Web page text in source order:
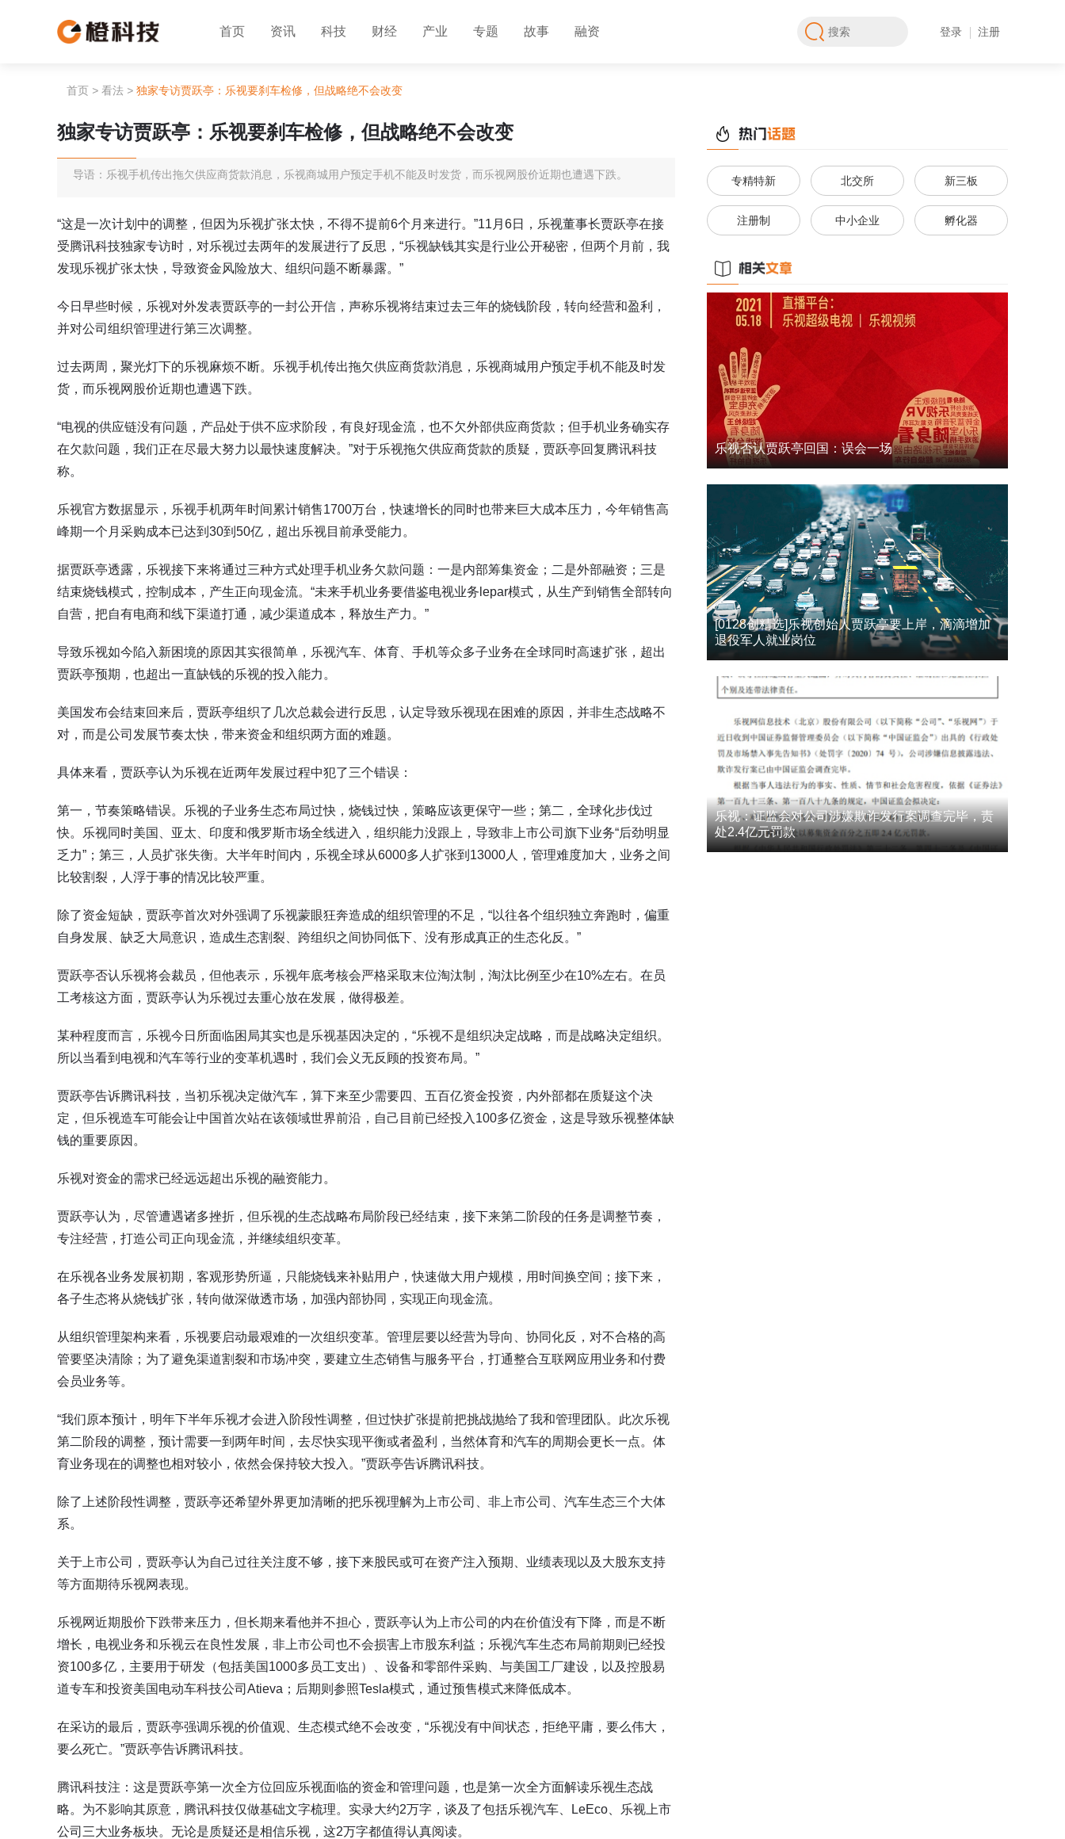
首页 资讯 科技 财经 产业 专题 故事 融资 登录 注册
首页 > 看法 > 独家专访贾跃亭：乐视要刹车检修，但战略绝不会改变
独家专访贾跃亭：乐视要刹车检修，但战略绝不会改变
导语：乐视手机传出拖欠供应商货款消息，乐视商城用户预定手机不能及时发货，而乐视网股价近期也遭遇下跌。
“这是一次计划中的调整，但因为乐视扩张太快，不得不提前6个月来进行。”11月6日，乐视董事长贾跃亭在接
受腾讯科技独家专访时，对乐视过去两年的发展进行了反思，“乐视缺钱其实是行业公开秘密，但两个月前，我
发现乐视扩张太快，导致资金风险放大、组织问题不断暴露。”
今日早些时候，乐视对外发表贾跃亭的一封公开信，声称乐视将结束过去三年的烧钱阶段，转向经营和盈利，
并对公司组织管理进行第三次调整。
过去两周，聚光灯下的乐视麻烦不断。乐视手机传出拖欠供应商货款消息，乐视商城用户预定手机不能及时发
货，而乐视网股价近期也遭遇下跌。
“电视的供应链没有问题，产品处于供不应求阶段，有良好现金流，也不欠外部供应商货款；但手机业务确实存
在欠款问题，我们正在尽最大努力以最快速度解决。”对于乐视拖欠供应商货款的质疑，贾跃亭回复腾讯科技
称。
乐视官方数据显示，乐视手机两年时间累计销售1700万台，快速增长的同时也带来巨大成本压力，今年销售高
峰期一个月采购成本已达到30到50亿，超出乐视目前承受能力。
据贾跃亭透露，乐视接下来将通过三种方式处理手机业务欠款问题：一是内部筹集资金；二是外部融资；三是
结束烧钱模式，控制成本，产生正向现金流。“未来手机业务要借鉴电视业务lepar模式，从生产到销售全部转向
自营，把自有电商和线下渠道打通，减少渠道成本，释放生产力。”
导致乐视如今陷入新困境的原因其实很简单，乐视汽车、体育、手机等众多子业务在全球同时高速扩张，超出
贾跃亭预期，也超出一直缺钱的乐视的投入能力。
美国发布会结束回来后，贾跃亭组织了几次总裁会进行反思，认定导致乐视现在困难的原因，并非生态战略不
对，而是公司发展节奏太快，带来资金和组织两方面的难题。
具体来看，贾跃亭认为乐视在近两年发展过程中犯了三个错误：
第一，节奏策略错误。乐视的子业务生态布局过快，烧钱过快，策略应该更保守一些；第二，全球化步伐过
快。乐视同时美国、亚太、印度和俄罗斯市场全线进入，组织能力没跟上，导致非上市公司旗下业务“后劲明显
乏力”；第三，人员扩张失衡。大半年时间内，乐视全球从6000多人扩张到13000人，管理难度加大，业务之间
比较割裂，人浮于事的情况比较严重。
除了资金短缺，贾跃亭首次对外强调了乐视蒙眼狂奔造成的组织管理的不足，“以往各个组织独立奔跑时，偏重
自身发展、缺乏大局意识，造成生态割裂、跨组织之间协同低下、没有形成真正的生态化反。”
贾跃亭否认乐视将会裁员，但他表示，乐视年底考核会严格采取末位淘汰制，淘汰比例至少在10%左右。在员
工考核这方面，贾跃亭认为乐视过去重心放在发展，做得极差。
某种程度而言，乐视今日所面临困局其实也是乐视基因决定的，“乐视不是组织决定战略，而是战略决定组织。
所以当看到电视和汽车等行业的变革机遇时，我们会义无反顾的投资布局。”
贾跃亭告诉腾讯科技，当初乐视决定做汽车，算下来至少需要四、五百亿资金投资，内外部都在质疑这个决
定，但乐视造车可能会让中国首次站在该领域世界前沿，自己目前已经投入100多亿资金，这是导致乐视整体缺
钱的重要原因。
乐视对资金的需求已经远远超出乐视的融资能力。
贾跃亭认为，尽管遭遇诸多挫折，但乐视的生态战略布局阶段已经结束，接下来第二阶段的任务是调整节奏，
专注经营，打造公司正向现金流，并继续组织变革。
在乐视各业务发展初期，客观形势所逼，只能烧钱来补贴用户，快速做大用户规模，用时间换空间；接下来，
各子生态将从烧钱扩张，转向做深做透市场，加强内部协同，实现正向现金流。
从组织管理架构来看，乐视要启动最艰难的一次组织变革。管理层要以经营为导向、协同化反，对不合格的高
管要坚决清除；为了避免渠道割裂和市场冲突，要建立生态销售与服务平台，打通整合互联网应用业务和付费
会员业务等。
“我们原本预计，明年下半年乐视才会进入阶段性调整，但过快扩张提前把挑战抛给了我和管理团队。此次乐视
第二阶段的调整，预计需要一到两年时间，去尽快实现平衡或者盈利，当然体育和汽车的周期会更长一点。体
育业务现在的调整也相对较小，依然会保持较大投入。”贾跃亭告诉腾讯科技。
除了上述阶段性调整，贾跃亭还希望外界更加清晰的把乐视理解为上市公司、非上市公司、汽车生态三个大体
系。
关于上市公司，贾跃亭认为自己过往关注度不够，接下来股民或可在资产注入预期、业绩表现以及大股东支持
等方面期待乐视网表现。
乐视网近期股价下跌带来压力，但长期来看他并不担心，贾跃亭认为上市公司的内在价值没有下降，而是不断
增长，电视业务和乐视云在良性发展，非上市公司也不会损害上市股东利益；乐视汽车生态布局前期则已经投
资100多亿，主要用于研发（包括美国1000多员工支出）、设备和零部件采购、与美国工厂建设，以及控股易
道专车和投资美国电动车科技公司Atieva；后期则参照Tesla模式，通过预售模式来降低成本。
在采访的最后，贾跃亭强调乐视的价值观、生态模式绝不会改变，“乐视没有中间状态，拒绝平庸，要么伟大，
要么死亡。”贾跃亭告诉腾讯科技。
腾讯科技注：这是贾跃亭第一次全方位回应乐视面临的资金和管理问题，也是第一次全方面解读乐视生态战
略。为不影响其原意，腾讯科技仅做基础文字梳理。实录大约2万字，谈及了包括乐视汽车、LeEco、乐视上市
公司三大业务板块。无论是质疑还是相信乐视，这2万字都值得认真阅读。
专精特新 北交所 新三板
注册制 中小企业 孵化器
乐视否认贾跃亭回国：误会一场
[0128创精选]乐视创始人贾跃亭要上岸，滴滴增加
退役军人就业岗位
乐视：证监会对公司涉嫌欺诈发行案调查完毕，责
处2.4亿元罚款